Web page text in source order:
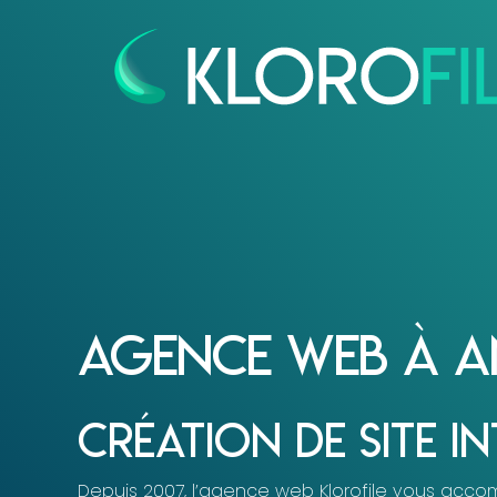
Agence Web à
Création de site
Depuis 2007, l’agence web Klorofile vous